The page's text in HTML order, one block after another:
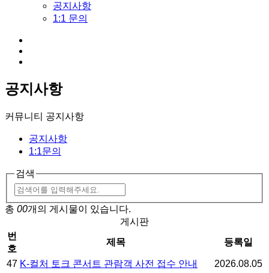
공지사항
1:1 문의
공지사항
커뮤니티 공지사항
공지사항
1:1문의
검색
총 00개의 게시물이 있습니다.
게시판
번
호
제목 등록일
47 K-컬처 토크 콘서트 관람객 사전 접수 안내 2026.08.05